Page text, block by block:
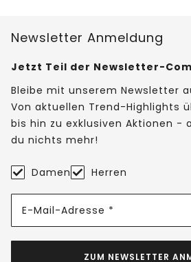
Newsletter Anmeldung
Jetzt Teil der Newsletter-
Bleibe mit unserem Newsletter
Von aktuellen Trend-Highlights
bis hin zu exklusiven Aktionen -
du nichts mehr!
Damen Herren
E-Mail-Adresse *
ZUM NEWSLETTER